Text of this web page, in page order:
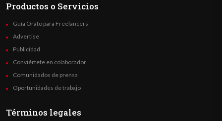
Productos o Servicios
Guía Orato para Freelancers
Advertise
Publicidad
Conviértete en colaborador
Comunidados de prensa
Oportunidades de trabajo
Términos legales